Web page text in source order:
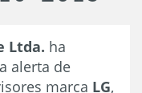
Ltda. ha
alerta de
marca LG,